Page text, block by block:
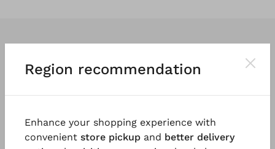
und einzigartig wie die Menschen, die
Region recommendation
Enhance your shopping experience with
convenient store pickup and better delivery